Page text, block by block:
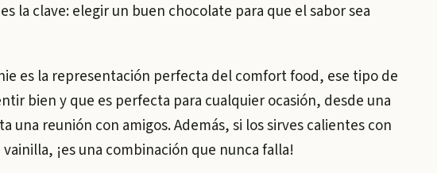
la clave: elegir un buen chocolate para que el sabor sea
es la representación perfecta del comfort food, ese tipo de
bien y que es perfecta para cualquier ocasión, desde una
una reunión con amigos. Además, si los sirves calientes con
¡es una combinación que nunca falla!